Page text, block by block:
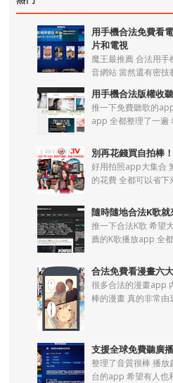
用手機合法免費看
片和電視
魔王最推薦 合法用
音網站 當然還有密技
用手機合法版權收
推一下免費聽歌的
app 全都整理了一遍
別再花錢買自拍棒
好用拍照app大集合
的花費 全都可以省下
隨時隨地合法K歌
推一下合法K歌 希望
薦的K歌播放app 全
合法免費看漫畫六
很多合法的漫畫app
棒的漫畫 真的非常由
支援全球免費聽廣
整理了音質很棒 播
台的app 希望有人也